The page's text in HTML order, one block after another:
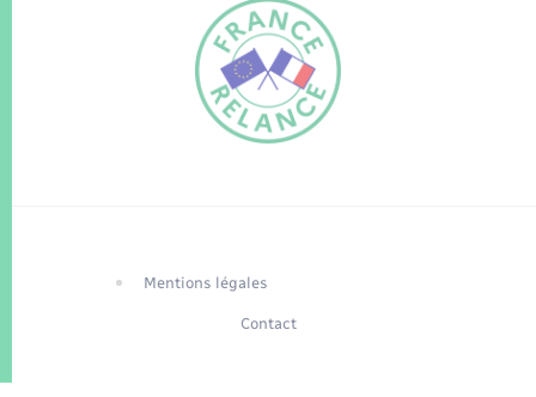
Mentions légales
Contact